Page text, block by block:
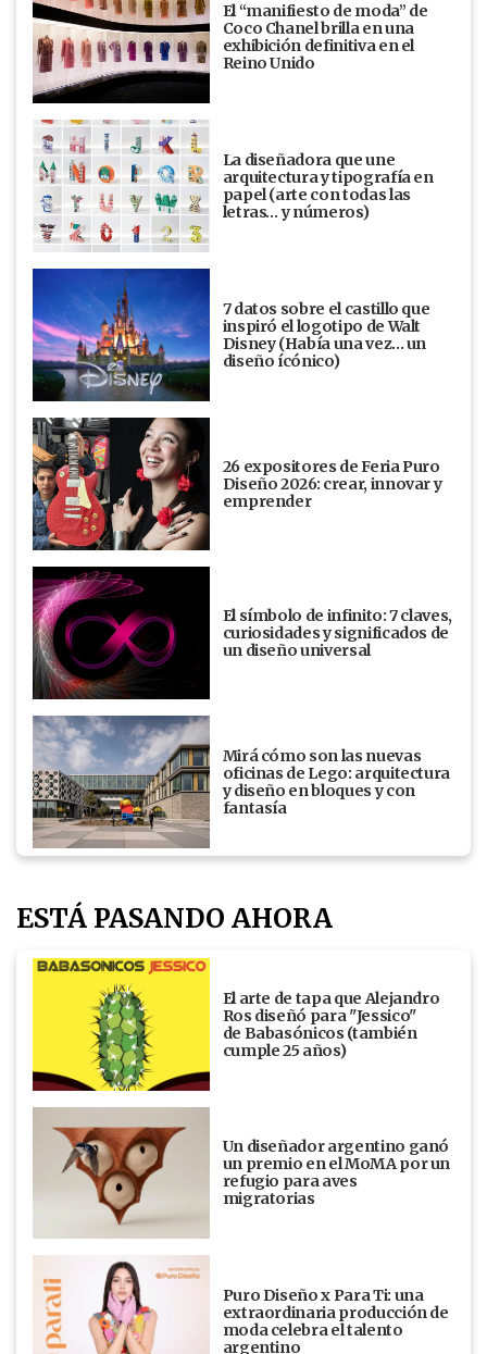
El “manifiesto de moda” de
Coco Chanel brilla en una
exhibición definitiva en el
Reino Unido
La diseñadora que une
arquitectura y tipografía en
papel (arte con todas las
letras… y números)
7 datos sobre el castillo que
inspiró el logotipo de Walt
Disney (Había una vez... un
diseño ícónico)
26 expositores de Feria Puro
Diseño 2026: crear, innovar y
emprender
El símbolo de infinito: 7 claves,
curiosidades y significados de
un diseño universal
Mirá cómo son las nuevas
oficinas de Lego: arquitectura
y diseño en bloques y con
fantasía
ESTÁ PASANDO AHORA
El arte de tapa que Alejandro
Ros diseñó para "Jessico"
de Babasónicos (también
cumple 25 años)
Un diseñador argentino ganó
un premio en el MoMA por un
refugio para aves
migratorias
Puro Diseño x Para Ti: una
extraordinaria producción de
moda celebra el talento
argentino